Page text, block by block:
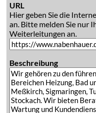
URL
Hier geben Sie die
an. Bitte melden Sie nur
Weiterleitungen an.
Beschreibung